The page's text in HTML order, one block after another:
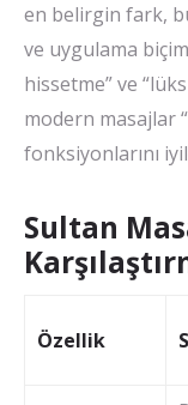
en belirgin fark,
ve uygulama
hissetme” ve
modern masajlar
fonksiyonlarını
Sultan
Özellik